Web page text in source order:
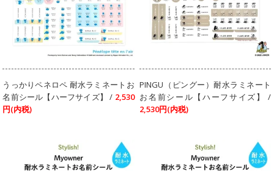
うっかりペネロペ 耐水ラミネートお
名前シール【ハーフサイズ】 / 2,530
円(内税)
PINGU（ピングー）耐水ラミネート
お名前シール【ハーフサイズ】 /
2,530円(内税)